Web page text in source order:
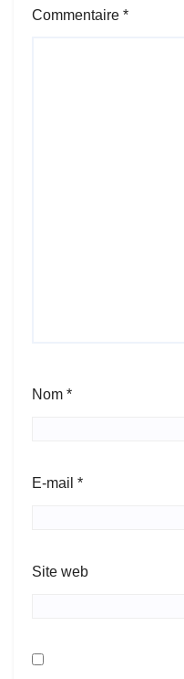
Commentaire *
Nom *
E-mail *
Site web